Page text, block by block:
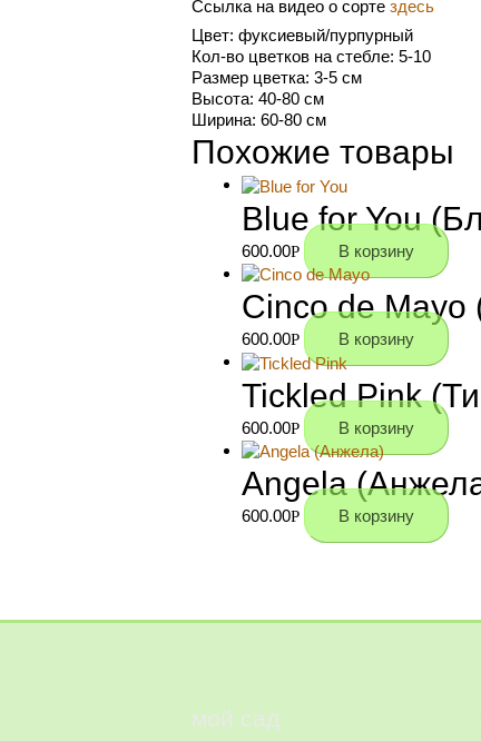
Ссылка на видео о сорте здесь
Цвет: фуксиевый/пурпурный
Кол-во цветков на стебле: 5-10
Размер цветка: 3-5 см
Высота: 40-80 см
Ширина: 60-80 см
Похожие товары
Blue for You
600.00Р В корзину
Cinco de
600.00Р В корзину
Tickled Pink
600.00Р В корзину
Angela
600.00Р В корзину
мой сад